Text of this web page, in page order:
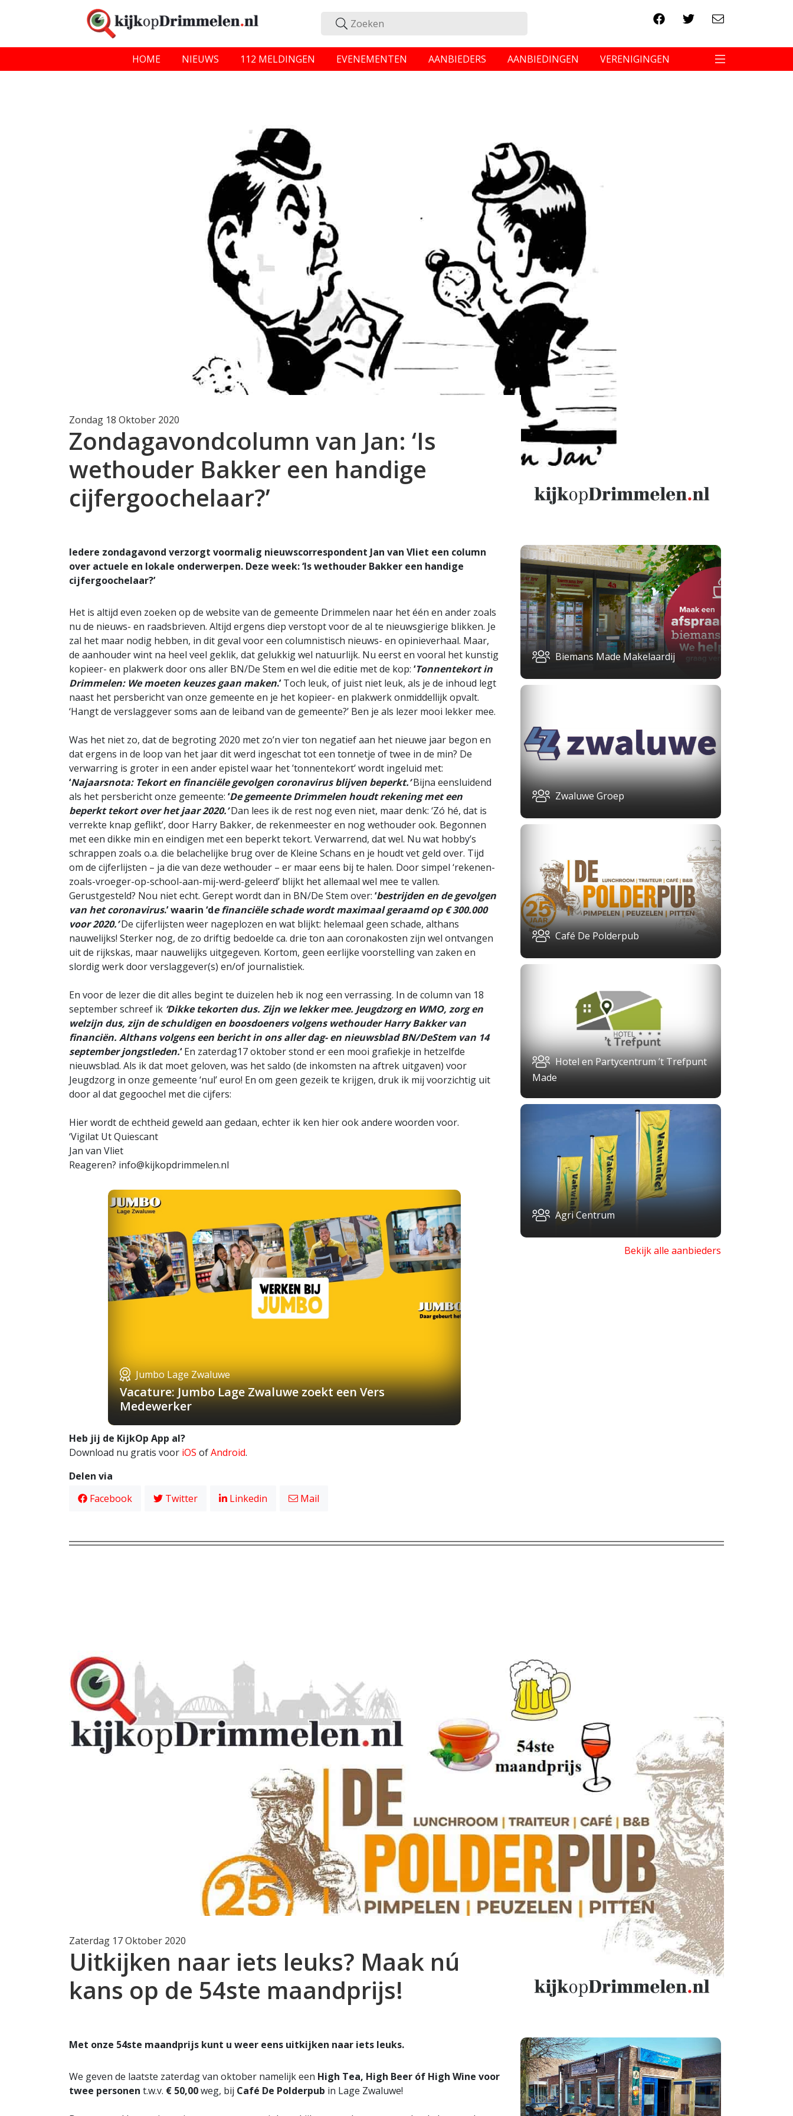
HOME NIEUWS 112 MELDINGEN EVENEMENTEN AANBIEDERS AANBIEDINGEN VERENIGINGEN
Zondag 18 Oktober 2020
Zondagavondcolumn van Jan: ‘Is
wethouder Bakker een handige
cijfergoochelaar?’
Iedere zondagavond verzorgt voormalig nieuwscorrespondent Jan van Vliet een column
over actuele en lokale onderwerpen. Deze week: ‘Is wethouder Bakker een handige
cijfergoochelaar?’
Het is altijd even zoeken op de website van de gemeente Drimmelen naar het één en ander zoals
nu de nieuws- en raadsbrieven. Altijd ergens diep verstopt voor de al te nieuwsgierige blikken. Je
zal het maar nodig hebben, in dit geval voor een columnistisch nieuws- en opinieverhaal. Maar,
de aanhouder wint na heel veel geklik, dat gelukkig wel natuurlijk. Nu eerst en vooral het kunstig
kopieer- en plakwerk door ons aller BN/De Stem en wel die editie met de kop: ‘Tonnentekort in
Drimmelen: We moeten keuzes gaan maken.’Toch leuk, of juist niet leuk, als je de inhoud legt
naast het persbericht van onze gemeente en je het kopieer- en plakwerk onmiddellijk opvalt.
‘Hangt de verslaggever soms aan de leiband van de gemeente?’ Ben je als lezer mooi lekker mee.
Was het niet zo, dat de begroting 2020 met zo’n vier ton negatief aan het nieuwe jaar begon en
dat ergens in de loop van het jaar dit werd ingeschat tot een tonnetje of twee in de min? De
verwarring is groter in een ander epistel waar het ’tonnentekort’ wordt ingeluid met:
‘Najaarsnota: Tekort en financiële gevolgen coronavirus blijven beperkt.’ Bijna eensluidend
als het persbericht onze gemeente: ‘De gemeente Drimmelen houdt rekening met een
beperkt tekort over het jaar 2020.’Dan lees ik de rest nog even niet, maar denk: ‘Zó hé, dat is
verrekte knap geflikt’, door Harry Bakker, de rekenmeester en nog wethouder ook. Begonnen
met een dikke min en eindigen met een beperkt tekort. Verwarrend, dat wel. Nu wat hobby’s
schrappen zoals o.a. die belachelijke brug over de Kleine Schans en je houdt vet geld over. Tijd
om de cijferlijsten – ja die van deze wethouder – er maar eens bij te halen. Door simpel ‘rekenen-
zoals-vroeger-op-school-aan-mij-werd-geleerd’ blijkt het allemaal wel mee te vallen.
Gerustgesteld? Nou niet echt. Gerept wordt dan in BN/De Stem over: ‘bestrijden en de gevolgen
van het coronavirus.’ waarin ‘de financiële schade wordt maximaal geraamd op € 300.000
voor 2020.’ De cijferlijsten weer nageplozen en wat blijkt: helemaal geen schade, althans
nauwelijks! Sterker nog, de zo driftig bedoelde ca. drie ton aan coronakosten zijn wel ontvangen
uit de rijkskas, maar nauwelijks uitgegeven. Kortom, geen eerlijke voorstelling van zaken en
slordig werk door verslaggever(s) en/of journalistiek.
En voor de lezer die dit alles begint te duizelen heb ik nog een verrassing. In de column van 18
september schreef ik ‘Dikke tekorten dus. Zijn we lekker mee. Jeugdzorg en WMO, zorg en
welzijn dus, zijn de schuldigen en boosdoeners volgens wethouder Harry Bakker van
financiën. Althans volgens een bericht in ons aller dag- en nieuwsblad BN/DeStem van 14
september jongstleden.‘En zaterdag17 oktober stond er een mooi grafiekje in hetzelfde
nieuwsblad. Als ik dat moet geloven, was het saldo (de inkomsten na aftrek uitgaven) voor
Jeugdzorg in onze gemeente ‘nul’ euro! En om geen gezeik te krijgen, druk ik mij voorzichtig uit
door al dat gegoochel met die cijfers:
Hier wordt de echtheid geweld aan gedaan, echter ik ken hier ook andere woorden voor.
‘Vigilat Ut Quiescant
Jan van Vliet
Reageren? info@kijkopdrimmelen.nl
Jumbo Lage Zwaluwe
Vacature: Jumbo Lage Zwaluwe zoekt een Vers
Medewerker
Heb jij de KijkOp App al?
Download nu gratis voor iOS ofAndroid.
Delen via
Facebook
Twitter Linkedin Mail
Biemans Made Makelaardij
Zwaluwe Groep
Café De Polderpub
Hotel en Partycentrum ’t Trefpunt
Made
Agri Centrum
Bekijk alle aanbieders
Zaterdag 17 Oktober 2020
Uitkijken naar iets leuks? Maak nú
kans op de 54ste maandprijs!
Met onze 54ste maandprijs kunt u weer eens uitkijken naar iets leuks.
We geven de laatste zaterdag van oktober namelijk een High Tea, High Beer óf High Wine voor
twee personen t.w.v. € 50,00weg, bij Café De Polderpub in Lage Zwaluwe!